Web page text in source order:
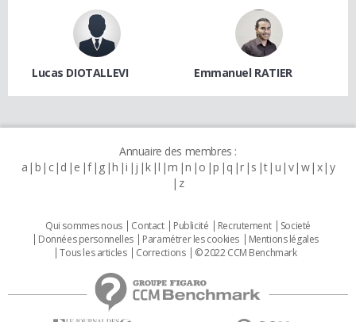
Lucas DIOTALLEVI Emmanuel RATIER
Annuaire des membres :
a b c d e f g h i j k l m n o p q r s t u v w x y
z
Qui sommes nous Contact Publicité Recrutement
Societé
Données personnelles
Paramétrer les cookies
Mentions légales
Tous les articles
Corrections © 2022 CCM Benchmark